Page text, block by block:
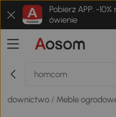
Pobierz APP: -
ówienie
/ Meble